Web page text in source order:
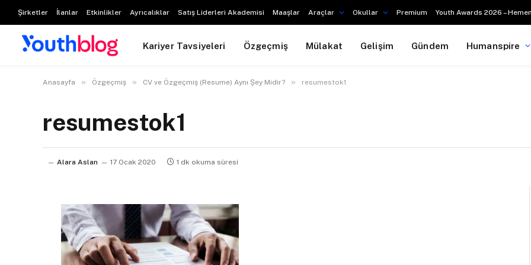
Şirketler İlanlar Etkinlikler Ayrıcalıklar Satış Liderleri Akademisi Maaşlar Araçlar Okullar Premium Youth Awards 2026 –
Kariyer Tavsiyeleri Özgeçmiş Mülakat Gelişim Gündem Humanspire
Anasayfa » Özgeçmiş » CV ve Özgeçmiş (Resume) Aynı Şey Midir? » resumestok1
resumestok1
Alara Aslan 17 Ocak 2020 1 dk okuma süresi